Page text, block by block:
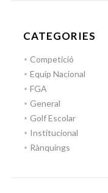
CATEGORIES
Competició
Equip Nacional
FGA
General
Golf Escolar
Institucional
Rànquings